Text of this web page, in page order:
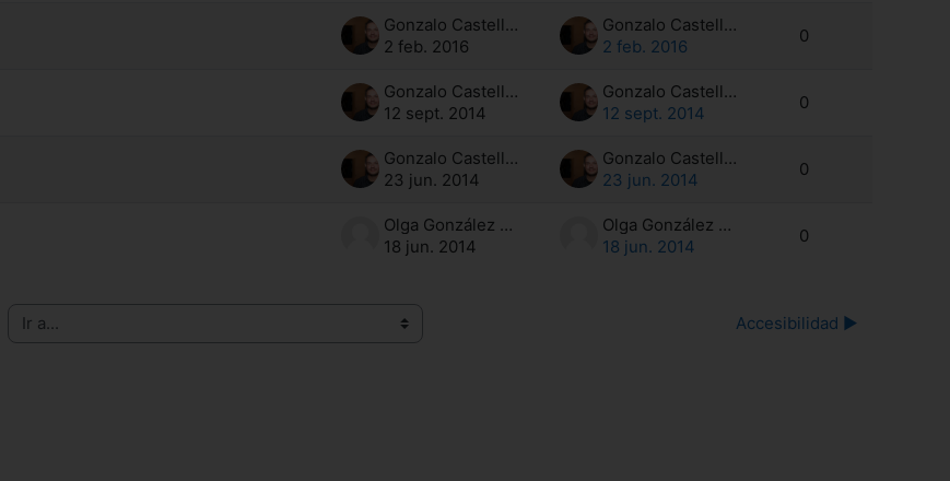
Gonzalo Castells Ortells
2 feb. 2016
Gonzalo Castells Ortells
2 feb. 2016
0
Gonzalo Castells Ortells
12 sept. 2014
Gonzalo Castells Ortells
12 sept. 2014
0
Gonzalo Castells Ortells
23 jun. 2014
Gonzalo Castells Ortells
23 jun. 2014
0
Olga González Segura
18 jun. 2014
Olga González Segura
18 jun. 2014
0
a... Accesibilidad ▶︎